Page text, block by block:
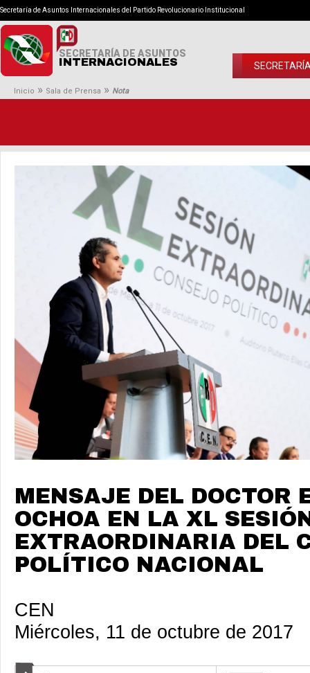
Secretaría de Asuntos Internacionales del Partido Revolucionario Institucional
SECRETARÍA DE ASUNTOS
INTERNACIONALES
Inicio » Sala de Prensa » Nota
MENSAJE DEL DOCTOR
OCHOA EN LA XL
EXTRAORDINARIA DEL
POLÍTICO NACIONAL
CEN
Miércoles, 11 de octubre de 2017